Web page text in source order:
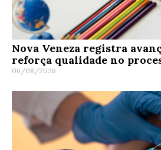
Nova Veneza registra
reforça qualidade no
06/08/2026